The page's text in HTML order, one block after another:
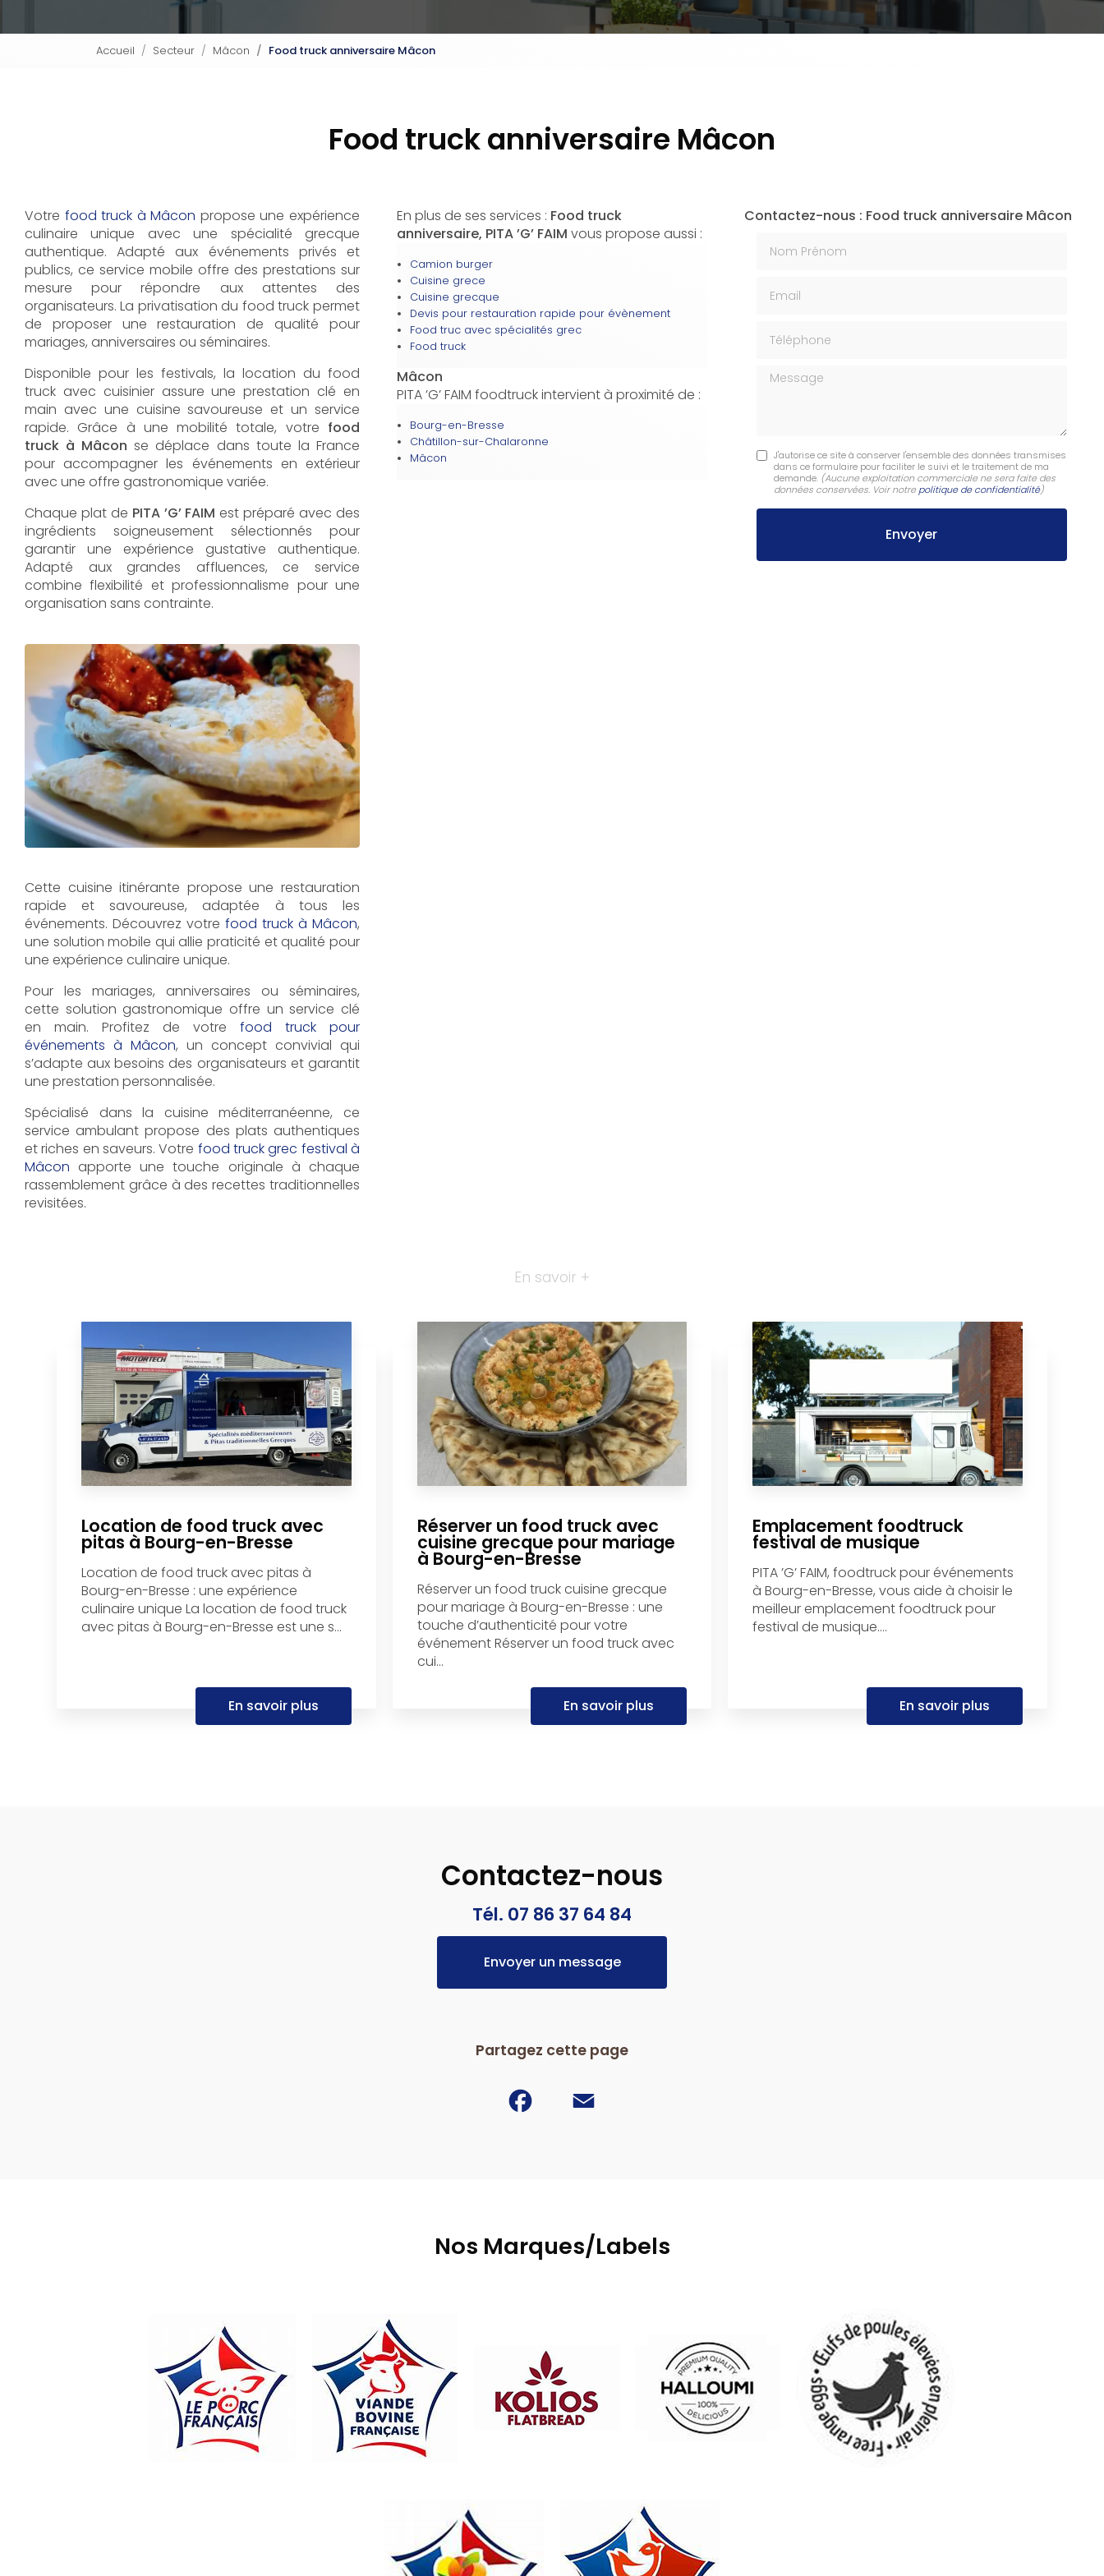
Accueil Secteur Mâcon Food truck anniversaire Mâcon
Food truck anniversaire Mâcon
Votre food truck à Mâcon propose une expérience
culinaire unique avec une spécialité grecque
authentique. Adapté aux événements privés et
publics, ce service mobile offre des prestations sur
mesure pour répondre aux attentes des
organisateurs. La privatisation du food truck permet
de proposer une restauration de qualité pour
mariages, anniversaires ou séminaires.
Disponible pour les festivals, la location du food
truck avec cuisinier assure une prestation clé en
main avec une cuisine savoureuse et un service
rapide. Grâce à une mobilité totale, votre food
truck à Mâcon se déplace dans toute la France
pour accompagner les événements en extérieur
avec une offre gastronomique variée.
Chaque plat de PITA ’G’ FAIMest préparé avec des
ingrédients soigneusement sélectionnés pour
garantir une expérience gustative authentique.
Adapté aux grandes affluences, ce service
combine flexibilité et professionnalisme pour une
organisation sans contrainte.
Cette cuisine itinérante propose une restauration
rapide et savoureuse, adaptée à tous les
événements. Découvrez votre food truck à Mâcon,
une solution mobile qui allie praticité et qualité pour
une expérience culinaire unique.
Pour les mariages, anniversaires ou séminaires,
cette solution gastronomique offre un service clé
en main. Profitez de votre food truck pour
événements à Mâcon, un concept convivial qui
s’adapte aux besoins des organisateurs et garantit
une prestation personnalisée.
Spécialisé dans la cuisine méditerranéenne, ce
service ambulant propose des plats authentiques
et riches en saveurs. Votre food truck grec festival à
Mâcon apporte une touche originale à chaque
rassemblement grâce à des recettes traditionnelles
revisitées.
En plus de ses services : Food truck
anniversaire, PITA ’G’ FAIM vous propose aussi :
Camion burger
Cuisine grece
Cuisine grecque
Devis pour restauration rapide pour évènement
Food truc avec spécialités grec
Food truck
Mâcon
PITA ’G’ FAIM foodtruck intervient à proximité de :
Bourg-en-Bresse
Châtillon-sur-Chalaronne
Mâcon
Contactez-nous : Food truck anniversaire Mâcon
Message
J'autorise ce site à conserver l'ensemble des données transmises
dans ce formulaire pour faciliter le suivi et le traitement de ma
demande. (Aucune exploitation commerciale ne sera faite des
données conservées. Voir notre politique de confidentialité)
En savoir +
Location de food truck avec
pitas à Bourg-en-Bresse
Location de food truck avec pitas à
Bourg-en-Bresse : une expérience
culinaire unique La location de food truck
avec pitas à Bourg-en-Bresse est une s...
En savoir plus
Réserver un food truck avec
cuisine grecque pour mariage
à Bourg-en-Bresse
Réserver un food truck cuisine grecque
pour mariage à Bourg-en-Bresse : une
touche d’authenticité pour votre
événement Réserver un food truck avec
cui...
En savoir plus
Emplacement foodtruck
festival de musique
PITA ’G’ FAIM, foodtruck pour événements
à Bourg-en-Bresse, vous aide à choisir le
meilleur emplacement foodtruck pour
festival de musique....
En savoir plus
Contactez-nous
Tél. 07 86 37 64 84
Envoyer un message
Partagez cette page
Nos Marques/Labels